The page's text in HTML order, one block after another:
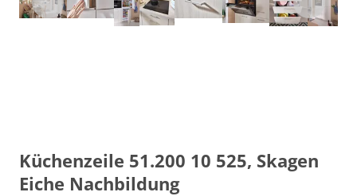
Küchenzeile 51.200 10 525, Skagen
Eiche Nachbildung